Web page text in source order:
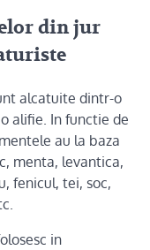
din jur
alcatuite dintr-o
alifie. In functie de
au la baza
menta, levantica,
fenicul, tei, soc,
in